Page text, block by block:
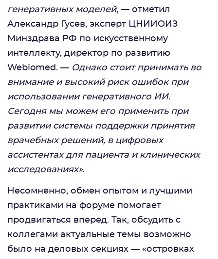
генеративных моделей, — отметил
Александр Гусев, эксперт ЦНИИОИЗ
Минздрава РФ по искусственному
интеллекту, директор по развитию
Webiomed. — Однако стоит принимать во
внимание и высокий риск ошибок при
использовании генеративного ИИ.
Сегодня мы можем его применить при
развитии системы поддержки принятия
врачебных решений, в цифровых
ассистентах для пациента и клинических
исследованиях».
Несомненно, обмен опытом и лучшими
практиками на форуме помогает
продвигаться вперед. Так, обсудить с
коллегами актуальные темы возможно
было на деловых секциях — «островках